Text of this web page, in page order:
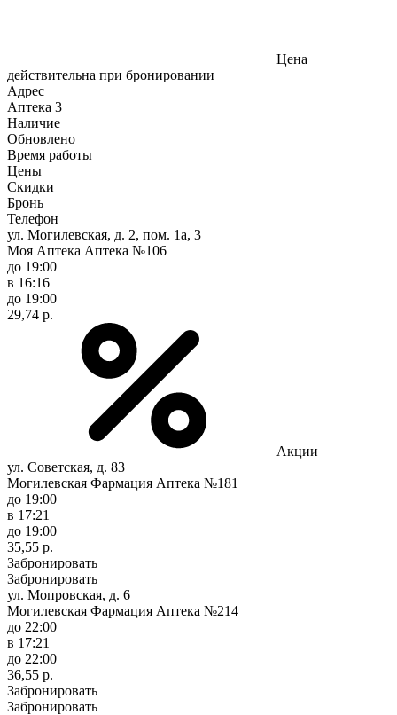
Цена
действительна при бронировании
Адрес
Аптека 3
Наличие
Обновлено
Время работы
Цены
Скидки
Бронь
Телефон
ул. Могилевская, д. 2, пом. 1а, 3
Моя Аптека Аптека №106
до 19:00
в 16:16
до 19:00
29,74 р.
Акции
ул. Советская, д. 83
Могилевская Фармация Аптека №181
до 19:00
в 17:21
до 19:00
35,55 р.
Забронировать
Забронировать
ул. Мопровская, д. 6
Могилевская Фармация Аптека №214
до 22:00
в 17:21
до 22:00
36,55 р.
Забронировать
Забронировать